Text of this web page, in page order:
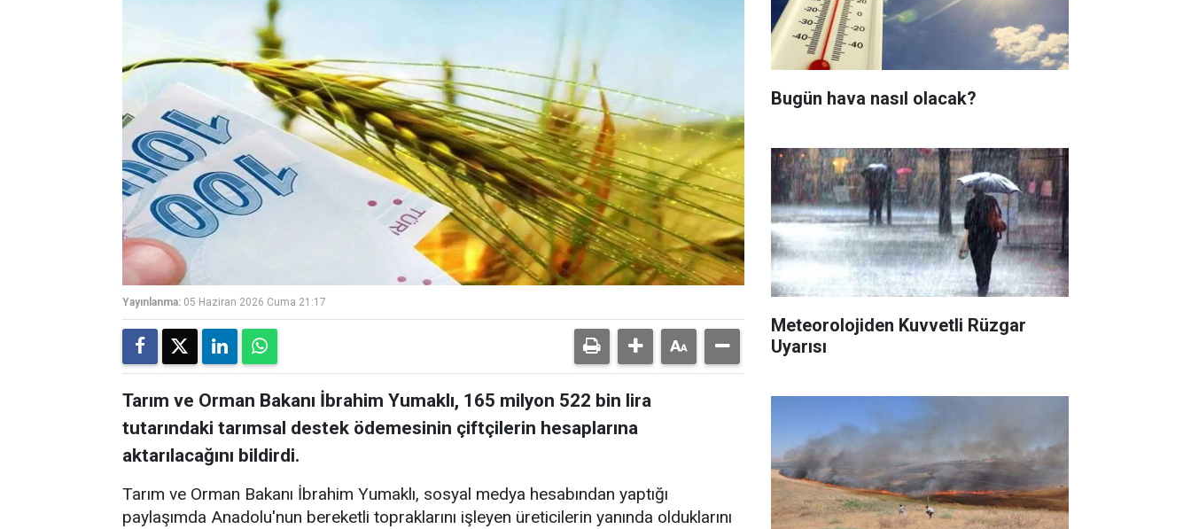
Yayınlanma: 05 Haziran 2026 Cuma 21:17
Tarım ve Orman Bakanı İbrahim Yumaklı, 165 milyon 522 bin lira
tutarındaki tarımsal destek ödemesinin çiftçilerin hesaplarına
aktarılacağını bildirdi.
Tarım ve Orman Bakanı İbrahim Yumaklı, sosyal medya hesabından yaptığı
paylaşımda Anadolu'nun bereketli topraklarını işleyen üreticilerin yanında olduklarını
Bugün hava nasıl olacak?
Meteorolojiden Kuvvetli Rüzgar
Uyarısı